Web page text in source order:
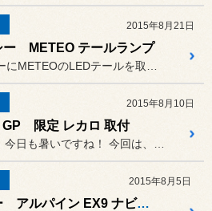
2015年8月21日
ー METEO テールランプ
2015年8月10日
GP 限定 レカロ 取付
2015年8月5日
60ハリアー アルパイン EX9 ナビ取付